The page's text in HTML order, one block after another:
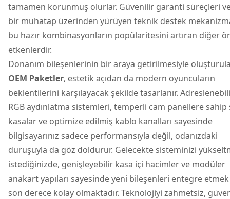
tamamen korunmuş olurlar. Güvenilir garanti süreçleri
bir muhatap üzerinden yürüyen teknik destek
bu hazır kombinasyonların popülaritesini artıran diğer
etkenlerdir.
Donanım bileşenlerinin bir araya getirilmesiyle
OEM Paketler, estetik açıdan da modern oyuncuların
beklentilerini karşılayacak şekilde tasarlanır.
RGB aydınlatma sistemleri, temperli cam panellere sahip
kasalar ve optimize edilmiş kablo kanalları sayesinde
bilgisayarınız sadece performansıyla değil, odanızdaki
duruşuyla da göz doldurur. Gelecekte sisteminizi
istediğinizde, genişleyebilir kasa içi hacimler ve modüler
anakart yapıları sayesinde yeni bileşenleri entegre
son derece kolay olmaktadır. Teknolojiyi zahmetsiz,